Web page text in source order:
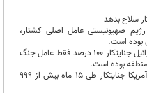
سلاح بدهد
صهیونیستی عامل اصلی کشتار،
بوده است.
حمایت های همه جانبه آمریکا جنایتکار از اسرائیل جنایتکار 100 درصد فقط عامل جنگ
منطقه بوده است.
صهیونیست‌ها جنایتکار با حمایت همه جانبه آمریکا جنایتکار طی 15 ماه بیش از 999